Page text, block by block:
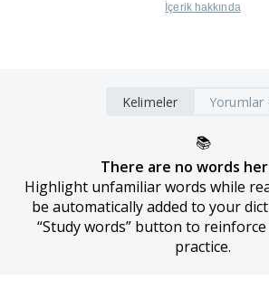
İçerik hakkında
Kelimeler Yorumlar
📚
There are no words
Highlight unfamiliar words while
be automatically added to your
“Study words” button to
practice.